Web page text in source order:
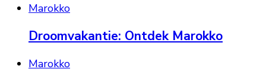
Marokko
Droomvakantie: Ontdek Marokko
Marokko